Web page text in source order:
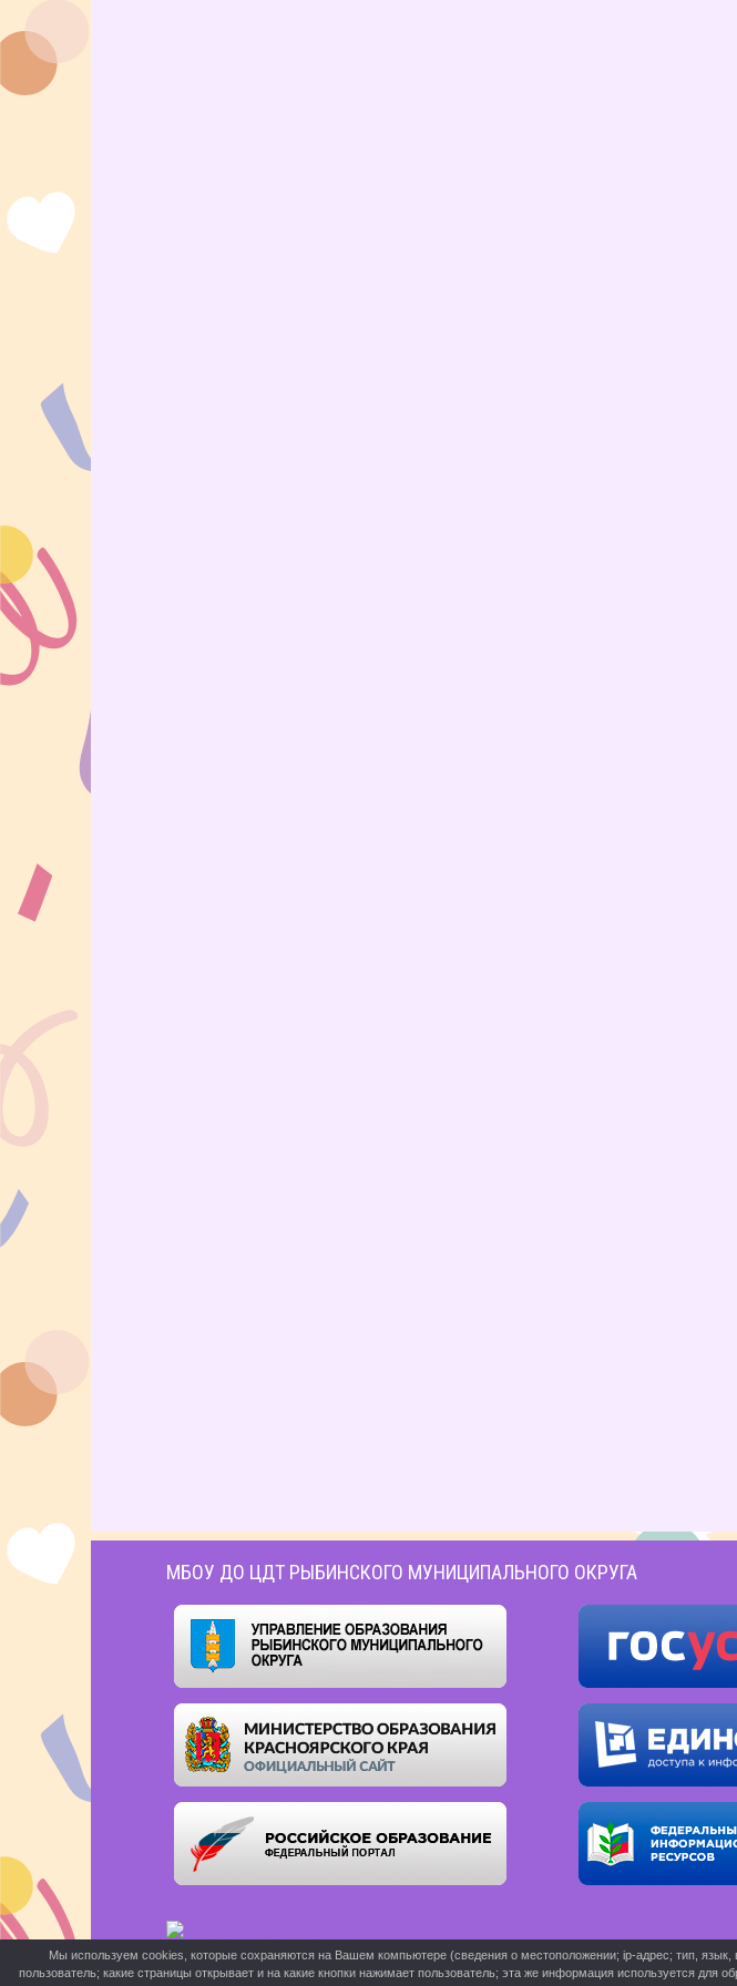
МБОУ ДО ЦДТ РЫБИНСКОГО МУНИЦИПАЛЬНОГО ОКРУГА
Мы используем cookies, которые сохраняются на Вашем компьютере (сведения о местоположении; ip-адрес; тип,
пользователь; какие страницы открывает и на какие кнопки нажимает пользователь; эта же информация используется для